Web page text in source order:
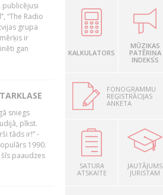
publicējusi
“The Radio
grupa
ir
gan
sniegs
plkst.
tāds ir!” -
1990.
paaudzes
KALKULATORS
MŪZIKAS
PATĒRIŅA
INDEKSS
FONOGRAMMU
REĢISTRĀCIJAS
ANKETA
SATURA
ATSKAITE
JAUTĀJUMS
JURISTAM